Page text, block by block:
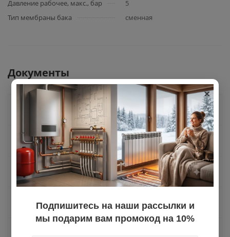
Давление рабочее, макс., бар
5
Тип мембраны бака
сменная
Документы
Как купить
Оплата
Доставка
Отзывы
×
Подпишитесь на наши рассылки и
мы подарим вам промокод на 10%